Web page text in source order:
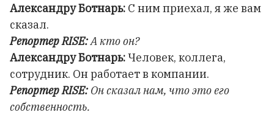
Александру Ботнарь: С ним приехал, я же вам
сказал.
Репортер RISE:А кто он?
Александру Ботнарь:Человек, коллега,
сотрудник. Он работает в компании.
Репортер RISE: Он сказал нам, что это его
собственность.